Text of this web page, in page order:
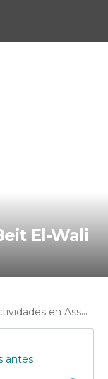
en Assuan
antes